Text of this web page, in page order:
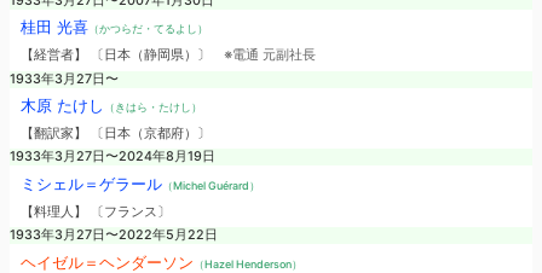
桂田 光喜（かつらだ・てるよし）
【経営者】 〔日本（静岡県）〕 ※電通 元副社長
1933年3月27日〜
木原 たけし （きはら・たけし）
【翻訳家】 〔日本（京都府）〕
1933年3月27日〜2024年8月19日
ミシェル＝ゲラール（Michel Guérard）
【料理人】 〔フランス〕
1933年3月27日〜2022年5月22日
ヘイゼル＝ヘンダーソン （Hazel Henderson）